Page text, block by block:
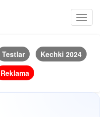
Testlar
Kechki 2024
Reklama